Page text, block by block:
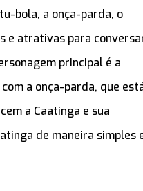
bola, a onça-parda, o
e atrativas para
principal é a
a onça-parda, que
a Caatinga e sua
de maneira simples